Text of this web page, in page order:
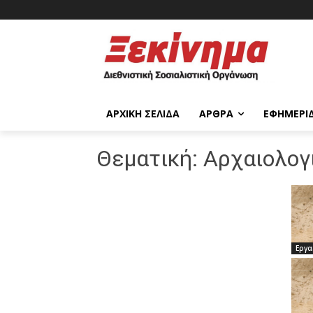
ΑΡΧΙΚΉ ΣΕΛΊΔΑ ΆΡΘΡΑ
Θεματική: